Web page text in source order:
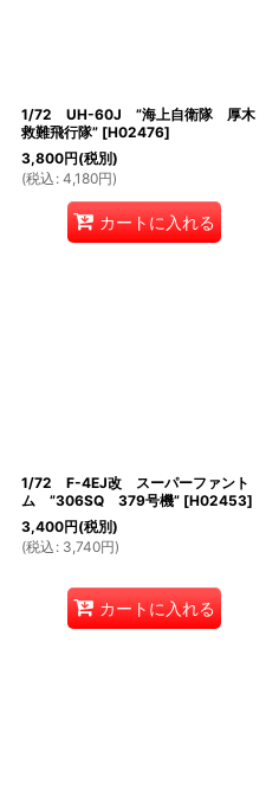
1/72 UH-60J ”海上自衛隊 厚木
救難飛行隊” [H02476]
3,800円(税別)
(税込 : 4,180円)
カートに入れる
1/72 F-4EJ改 スーパーファント
ム ”306SQ 379号機” [H02453]
3,400円(税別)
(税込 : 3,740円)
カートに入れる